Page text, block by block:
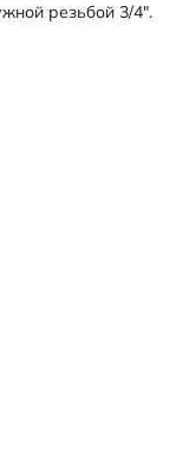
резьбой 3/4".